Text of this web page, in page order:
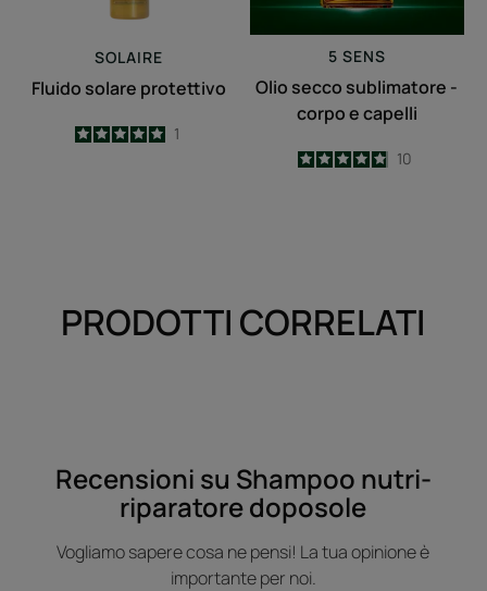
SOLAIRE
Fluido solare protettivo
5/51
5 SENS
Olio secco sublimatore -
corpo e capelli
4.9
/5
10
PRODOTTI CORRELATI
Recensioni su Shampoo nutri-
riparatore doposole
Vogliamo sapere cosa ne pensi! La tua opinione è
importante per noi.